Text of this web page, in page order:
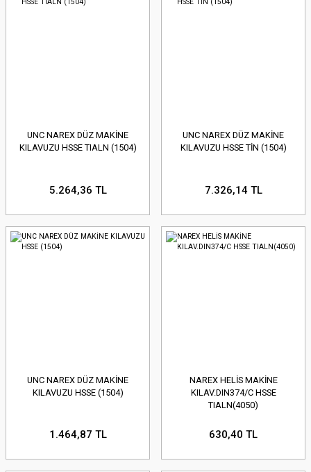
UNC NAREX DÜZ MAKİNE
KILAVUZU HSSE TIALN (1504)
5.264,36 TL
UNC NAREX DÜZ MAKİNE
KILAVUZU HSSE TİN (1504)
7.326,14 TL
UNC NAREX DÜZ MAKİNE
KILAVUZU HSSE (1504)
1.464,87 TL
NAREX HELİS MAKİNE
KILAV.DIN374/C HSSE
TIALN(4050)
630,40 TL